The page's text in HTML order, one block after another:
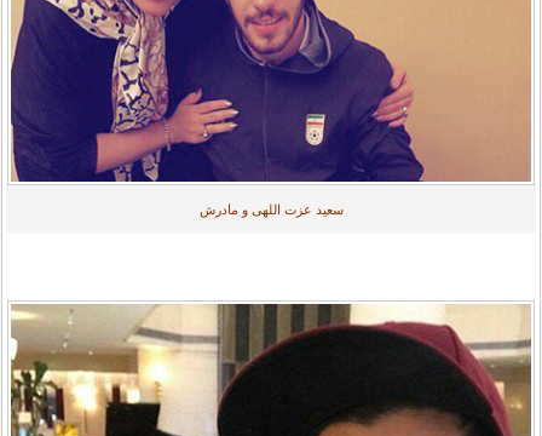
سعید عزت اللهی و مادرش